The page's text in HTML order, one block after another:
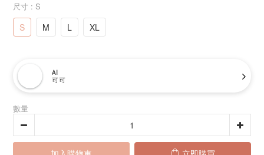
尺寸 : S
S M L XL
AI
可可
數量